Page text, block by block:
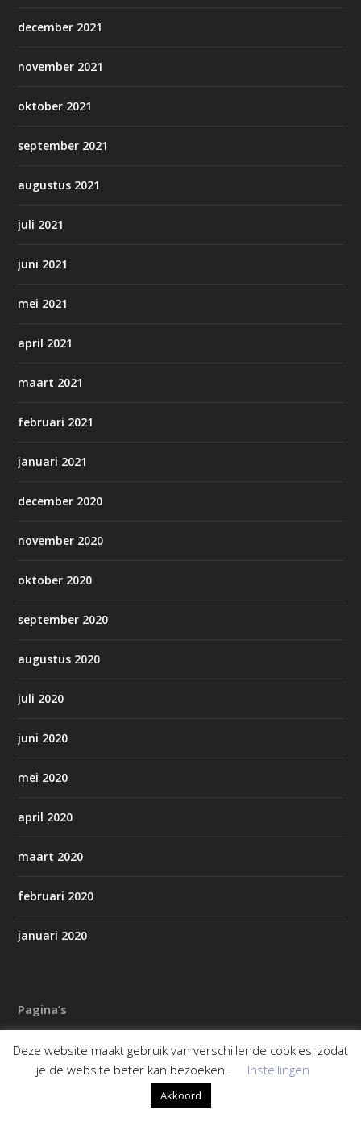
december 2021
november 2021
oktober 2021
september 2021
augustus 2021
juli 2021
juni 2021
mei 2021
april 2021
maart 2021
februari 2021
januari 2021
december 2020
november 2020
oktober 2020
september 2020
augustus 2020
juli 2020
juni 2020
mei 2020
april 2020
maart 2020
februari 2020
januari 2020
Pagina’s
AED’s in Staphorst/Rouveen
Alles over Staphorst
Deze website maakt gebruik van verschillende cookies, zodat
je de website beter kan bezoeken.
Instellingen
Akkoord